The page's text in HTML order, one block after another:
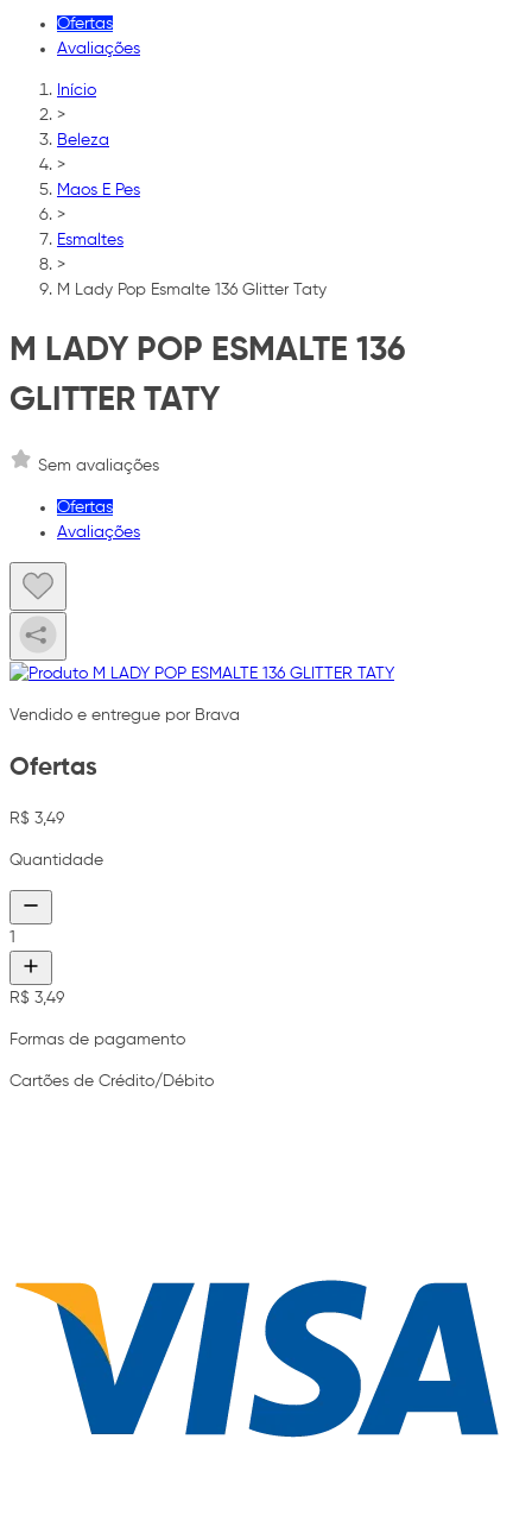
Ofertas
Avaliações
Início
>
Beleza
>
Maos E Pes
>
Esmaltes
>
M Lady Pop Esmalte 136 Glitter Taty
M LADY POP ESMALTE 136
GLITTER TATY
Sem avaliações
Ofertas
Avaliações
Vendido e entregue por Brava
Ofertas
R$ 3,49
Quantidade
1
R$ 3,49
Formas de pagamento
Cartões de Crédito/Débito